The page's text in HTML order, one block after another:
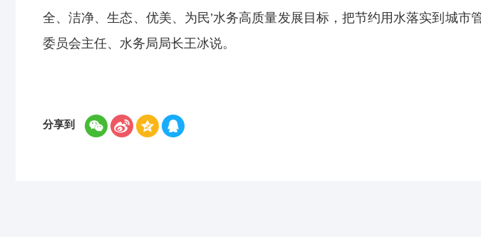
全、洁净、生态、优美、为民’水务高质量发展目标，把节约用水落实到城市
委员会主任、水务局局长王冰说。
分享到